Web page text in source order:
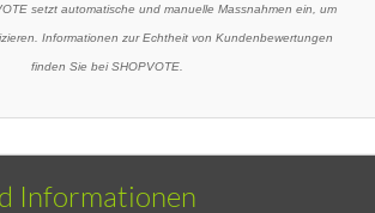
setzt automatische und manuelle Massnahmen ein, um
Informationen zur Echtheit von Kundenbewertungen
finden Sie bei SHOPVOTE.
Informationen